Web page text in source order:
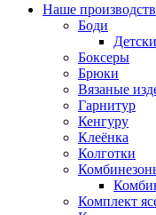
Наше
Боди
Боксеры
Брюки
Вязаные
Гарнитур
Кенгуру
Клеёнка
Колготки
Комплект